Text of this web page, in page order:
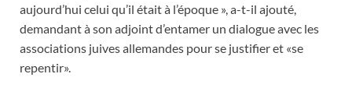
aujourd’hui celui qu’il était à l’époque », a-t-il ajouté,
demandant à son adjoint d’entamer un dialogue avec les
associations juives allemandes pour se justifier et «se
repentir».